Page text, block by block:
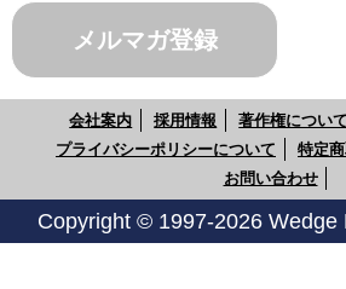
メルマガ登録
会社案内 採用情報 著作権について
プライバシーポリシーについて
特定
お問い合わせ
Copyright © 1997-2026 Wedge